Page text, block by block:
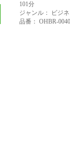
101分
ジャンル： ビ
品番： OHBR-0040